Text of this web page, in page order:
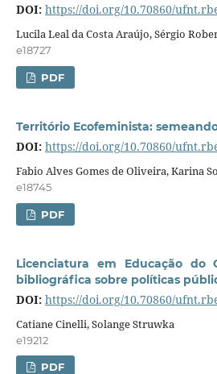
DOI: https://doi.org/10.70860/
Lucila Leal da Costa Araújo, Sérgio
e18727
PDF
Território Ecofeminista:
DOI: https://doi.org/10.70860/
Fabio Alves Gomes de Oliveira, Karina
e18745
PDF
Licenciatura em Educação do
bibliográfica sobre políticas
DOI: https://doi.org/10.70860/
Catiane Cinelli, Solange Struwka
e19212
PDF